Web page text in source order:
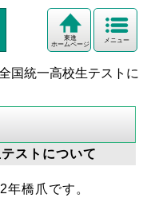
メニュー
東進
ホームページ
国統一高校生テストに
ストについて
橋爪です。